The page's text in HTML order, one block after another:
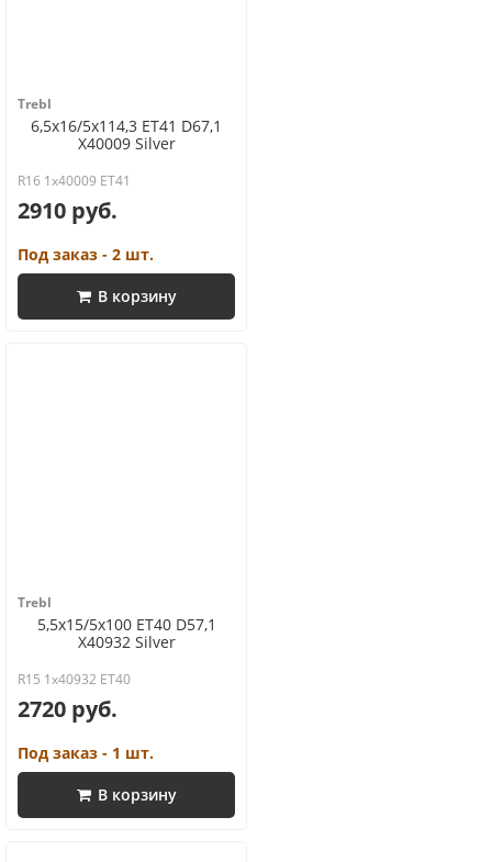
Trebl
6,5x16/5x114,3 ET41 D67,1
X40009 Silver
R16 1x40009 ET41
2910 руб.
Под заказ - 2 шт.
В корзину
Trebl
5,5x15/5x100 ET40 D57,1
X40932 Silver
R15 1x40932 ET40
2720 руб.
Под заказ - 1 шт.
В корзину